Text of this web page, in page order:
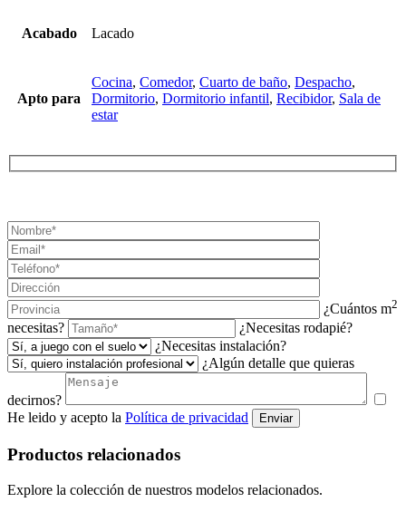
Acabado Lacado
Apto para
Cocina, Comedor, Cuarto de baño, Despacho,
Dormitorio, Dormitorio infantil, Recibidor, Sala de
estar
¿Cuántos m2
necesitas?
¿Necesitas rodapié?
¿Necesitas instalación?
¿Algún detalle que quieras
decirnos?
He leido y acepto la Política de privacidad Enviar
Productos relacionados
Explore la colección de nuestros modelos relacionados.